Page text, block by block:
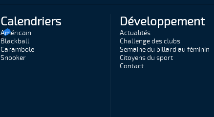
Calendriers
Américain
Blackball
Carambole
Snooker
Développement
Actualités
Challenge des clubs
Semaine du billard au féminin
Citoyens du sport
Contact